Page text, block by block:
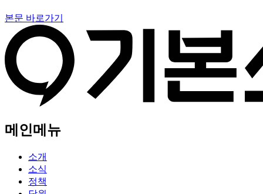
본문 바로가기
메인메뉴
소개
소식
정책